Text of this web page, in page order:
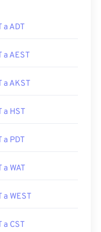
a ADT
a AEST
a AKST
a HST
a PDT
a WAT
a WEST
a CST